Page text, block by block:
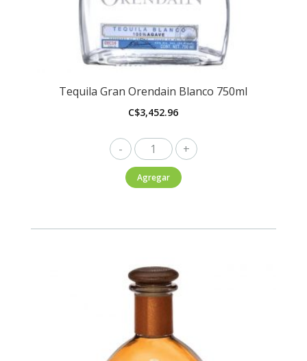
Tequila Gran Orendain Blanco 750ml
C$3,452.96
Tequila
Gran
Orendain
Agregar